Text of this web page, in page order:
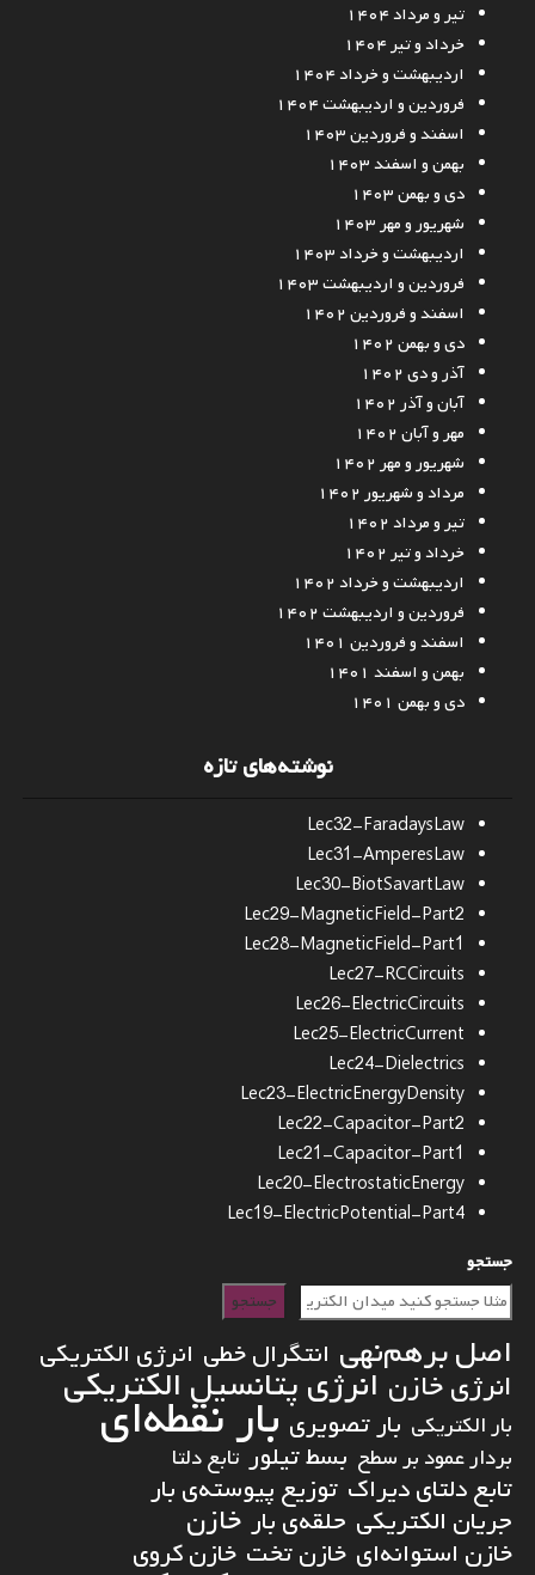
تیر و مرداد ۱۴۰۴
خرداد و تیر ۱۴۰۴
اردیبهشت و خرداد ۱۴۰۴
فروردین و اردیبهشت ۱۴۰۴
اسفند و فروردین ۱۴۰۳
بهمن و اسفند ۱۴۰۳
دی و بهمن ۱۴۰۳
شهریور و مهر ۱۴۰۳
اردیبهشت و خرداد ۱۴۰۳
فروردین و اردیبهشت ۱۴۰۳
اسفند و فروردین ۱۴۰۲
دی و بهمن ۱۴۰۲
آذر و دی ۱۴۰۲
آبان و آذر ۱۴۰۲
مهر و آبان ۱۴۰۲
شهریور و مهر ۱۴۰۲
مرداد و شهریور ۱۴۰۲
تیر و مرداد ۱۴۰۲
خرداد و تیر ۱۴۰۲
اردیبهشت و خرداد ۱۴۰۲
فروردین و اردیبهشت ۱۴۰۲
اسفند و فروردین ۱۴۰۱
بهمن و اسفند ۱۴۰۱
دی و بهمن ۱۴۰۱
نوشته‌های تازه
Lec32-FaradaysLaw
Lec31-AmperesLaw
Lec30-BiotSavartLaw
Lec29-MagneticField-Part2
Lec28-MagneticField-Part1
Lec27-RCCircuits
Lec26-ElectricCircuits
Lec25-ElectricCurrent
Lec24-Dielectrics
Lec23-ElectricEnergyDensity
Lec22-Capacitor-Part2
Lec21-Capacitor-Part1
Lec20-ElectrostaticEnergy
Lec19-ElectricPotential-Part4
جستجو
جستجو
اصل برهم‌نهی انتگرال خطی انرژی الکتریکی
انرژی خازن انرژی پتانسیل الکتریکی
بار الکتریکی بار تصویری بار نقطه‌ای
بردار عمود بر سطح بسط تیلور تابع دلتا
تابع دلتای دیراک توزیع پیوسته‌ی بار
جریان الکتریکی حلقه‌ی بار خازن
خازن استوانه‌ای خازن تخت خازن کروی